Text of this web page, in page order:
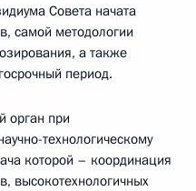
Совета начата
самой методологии
а также
период.
орган при
технологическому
которой – координация
высокотехнологичных